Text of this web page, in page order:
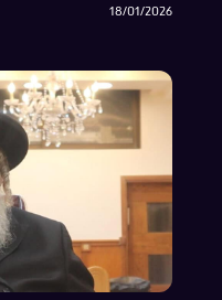
18/01/2026